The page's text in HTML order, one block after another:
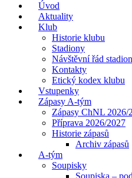
Úvod
Aktuality
Klub
Historie klubu
Stadiony
Návštěvní řád
Kontakty
Etický kodex klubu
Vstupenky
Zápasy A-tým
Zápasy ChNL 2026/
Příprava 2026/2027
Historie zápasů
Archiv zápasů
A-tým
Soupisky
Soupiska –